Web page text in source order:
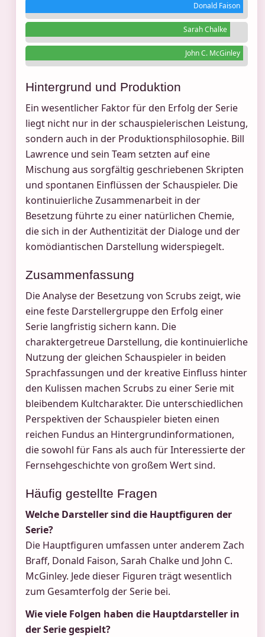
Donald Faison
Sarah Chalke
John C. McGinley
Hintergrund und Produktion
Ein wesentlicher Faktor für den Erfolg der Serie
liegt nicht nur in der schauspielerischen Leistung,
sondern auch in der Produktionsphilosophie. Bill
Lawrence und sein Team setzten auf eine
Mischung aus sorgfältig geschriebenen Skripten
und spontanen Einflüssen der Schauspieler. Die
kontinuierliche Zusammenarbeit in der
Besetzung führte zu einer natürlichen Chemie,
die sich in der Authentizität der Dialoge und der
komödiantischen Darstellung widerspiegelt.
Zusammenfassung
Die Analyse der Besetzung von Scrubs zeigt, wie
eine feste Darstellergruppe den Erfolg einer
Serie langfristig sichern kann. Die
charaktergetreue Darstellung, die kontinuierliche
Nutzung der gleichen Schauspieler in beiden
Sprachfassungen und der kreative Einfluss hinter
den Kulissen machen Scrubs zu einer Serie mit
bleibendem Kultcharakter. Die unterschiedlichen
Perspektiven der Schauspieler bieten einen
reichen Fundus an Hintergrundinformationen,
die sowohl für Fans als auch für Interessierte der
Fernsehgeschichte von großem Wert sind.
Häufig gestellte Fragen
Welche Darsteller sind die Hauptfiguren der
Serie?
Die Hauptfiguren umfassen unter anderem Zach
Braff, Donald Faison, Sarah Chalke und John C.
McGinley. Jede dieser Figuren trägt wesentlich
zum Gesamterfolg der Serie bei.
Wie viele Folgen haben die Hauptdarsteller in
der Serie gespielt?